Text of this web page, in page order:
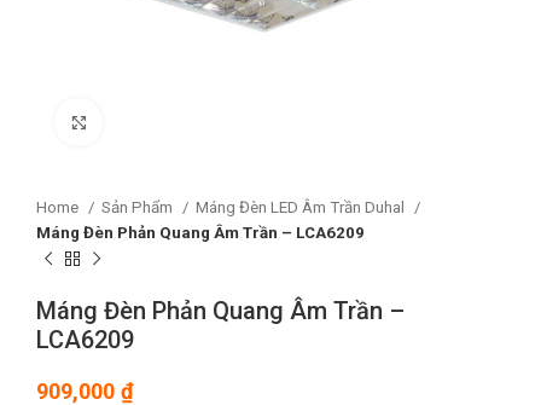
Home Sản Phẩm
Máng Đèn LED Âm Trần Duhal
Máng Đèn Phản Quang Âm Trần – LCA6209
Máng Đèn Phản Quang Âm Trần –
LCA6209
909,000 ₫